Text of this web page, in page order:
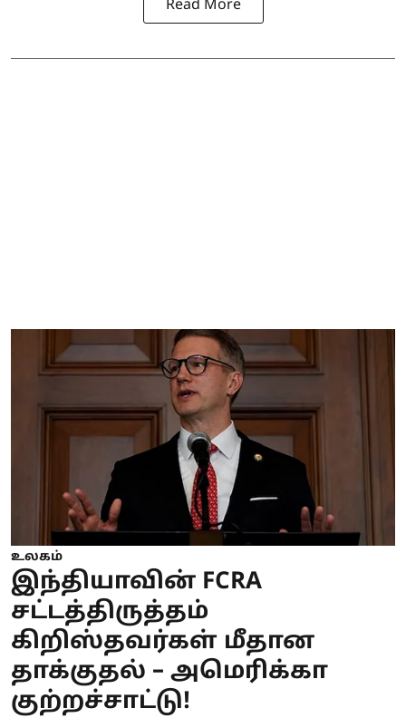
Read More
உலகம்
இந்தியாவின் FCRA
சட்டத்திருத்தம்
கிறிஸ்தவர்கள் மீதான
தாக்குதல் – அமெரிக்கா
குற்றச்சாட்டு!